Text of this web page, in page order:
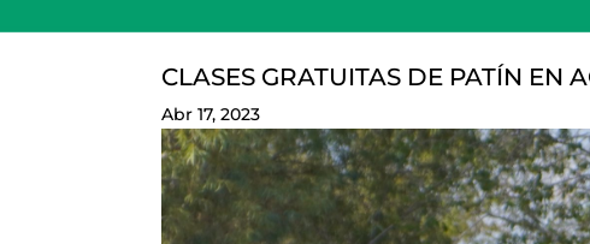
CLASES GRATUITAS DE PATÍN EN
Abr 17, 2023